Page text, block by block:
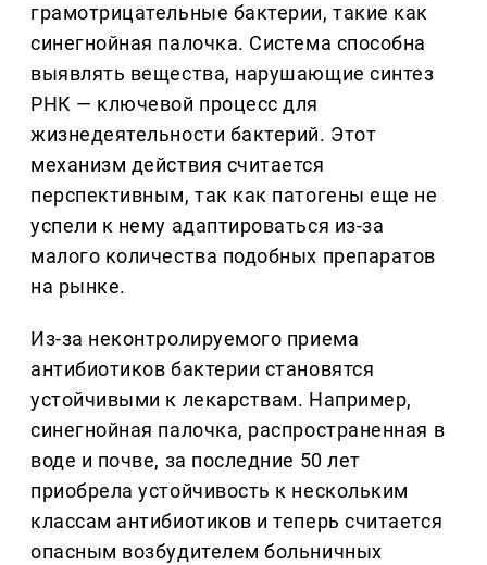
грамотрицательные бактерии, такие как
синегнойная палочка. Система способна
выявлять вещества, нарушающие синтез
РНК — ключевой процесс для
жизнедеятельности бактерий. Этот
механизм действия считается
перспективным, так как патогены еще не
успели к нему адаптироваться из-за
малого количества подобных препаратов
на рынке.
Из-за неконтролируемого приема
антибиотиков бактерии становятся
устойчивыми к лекарствам. Например,
синегнойная палочка, распространенная в
воде и почве, за последние 50 лет
приобрела устойчивость к нескольким
классам антибиотиков и теперь считается
опасным возбудителем больничных